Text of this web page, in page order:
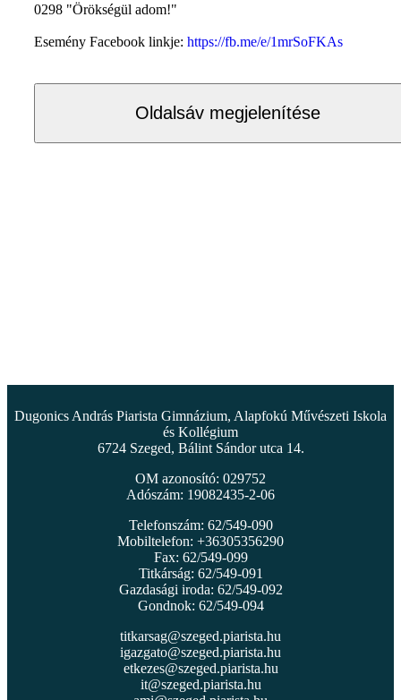
0298 "Örökségül adom!"
Esemény Facebook linkje: https://fb.me/e/1mrSoFKAs
Oldalsáv megjelenítése
Dugonics András Piarista Gimnázium, Alapfokú Művészeti Iskola
és Kollégium
6724 Szeged, Bálint Sándor utca 14.
OM azonosító: 029752
Adószám: 19082435-2-06
Telefonszám: 62/549-090
Mobiltelefon: +36305356290
Fax: 62/549-099
Titkárság: 62/549-091
Gazdasági iroda: 62/549-092
Gondnok: 62/549-094
titkarsag@szeged.piarista.hu
igazgato@szeged.piarista.hu
etkezes@szeged.piarista.hu
it@szeged.piarista.hu